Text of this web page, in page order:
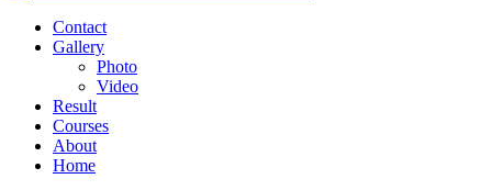
Contact
Gallery
Photo
Video
Result
Courses
About
Home